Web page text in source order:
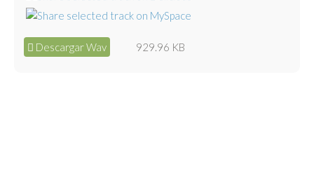
Descargar Wav 929.96 KB